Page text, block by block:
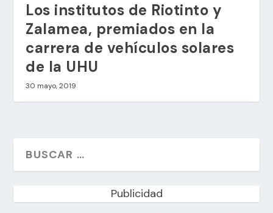
Los institutos de Riotinto y
Zalamea, premiados en la
carrera de vehículos solares
de la UHU
30 mayo, 2019
Publicidad